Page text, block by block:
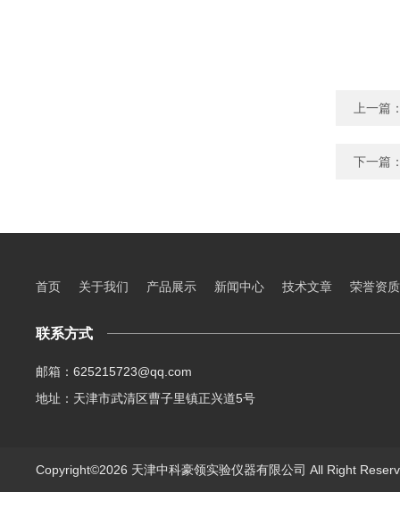
上一篇
下一篇
首页 关于我们 产品展示 新闻中心 技术文章 荣誉资质
联系方式
邮箱：625215723@qq.com
地址：天津市武清区曹子里镇正兴道5号
Copyright©2026 天津中科豪领实验仪器有限公司 All Right